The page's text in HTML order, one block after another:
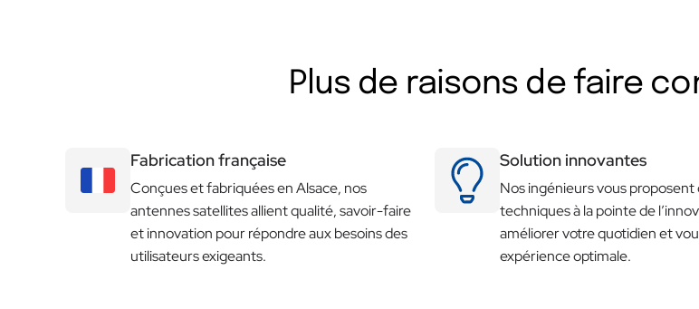
Plus de raisons de faire
Fabrication française
Conçues et fabriquées en Alsace, nos
antennes satellites allient qualité, savoir-faire
et innovation pour répondre aux besoins des
utilisateurs exigeants.
Solution innovantes
Nos ingénieurs vous proposent
techniques à la pointe de
améliorer votre quotidien et
expérience optimale.